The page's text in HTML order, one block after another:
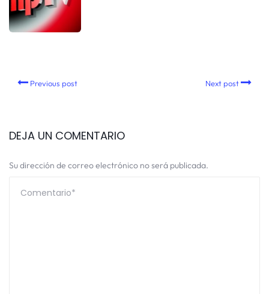
Previous post Next post
DEJA UN COMENTARIO
Su dirección de correo electrónico no será publicada.